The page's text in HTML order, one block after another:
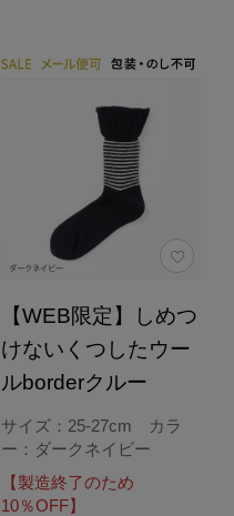
【WEB限定】しめつ
けないくつしたウー
ルborderクルー
サイズ：25-27cm カラ
ー：ダークネイビー
【製造終了のため
10％OFF】